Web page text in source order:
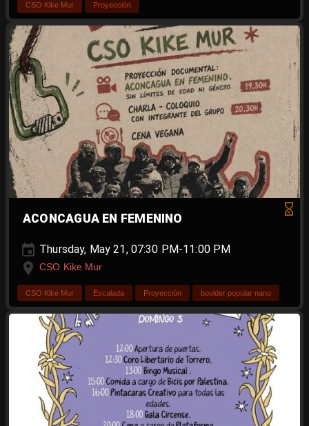
CSO Kike Mur Proyección
ACONCAGUA EN FEMENINO
Thursday, May 21, 07:30 PM-11:00 PM
CSO Kike Mur
CSO Kike Mur Escalada Proyección boulder popular nano